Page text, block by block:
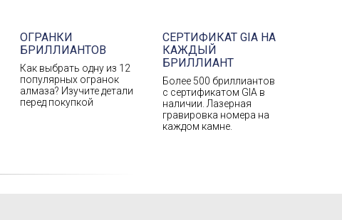
ОГРАНКИ
БРИЛЛИАНТОВ
Как выбрать одну из 12
популярных огранок
алмаза? Изучите детали
перед покупкой
СЕРТИФИКАТ GIA НА
КАЖДЫЙ
БРИЛЛИАНТ
Более 500 бриллиантов
с сертификатом GIA в
наличии. Лазерная
гравировка номера на
каждом камне.